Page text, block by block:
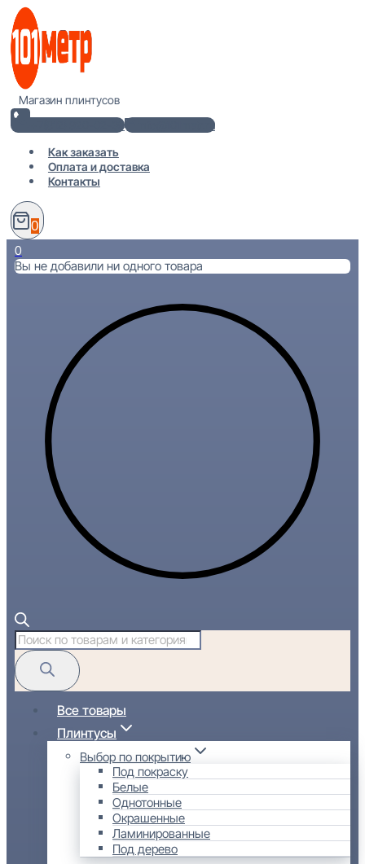
Перейти
содержимому
Магазин плинтусов
+7(812) 920-02-38
info@101metr.ru
Как заказать
Оплата и доставка
Контакты
0
0
Вы не добавили ни одного товара
Поиск
товаров
Все товары
Плинтусы
Выбор по покрытию
Под покраску
Белые
Однотонные
Окрашенные
Ламинированные
Под дерево